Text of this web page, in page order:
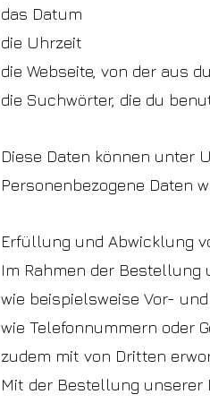
das Datum
die Uhrzeit
die Webseite, von der aus
die Suchwörter, die du
Diese Daten können unter
Personenbezogene Daten
Erfüllung und Abwicklung
Im Rahmen der Bestellung
wie beispielsweise Vor-
wie Telefonnummern oder
zudem mit von Dritten
Mit der Bestellung unserer